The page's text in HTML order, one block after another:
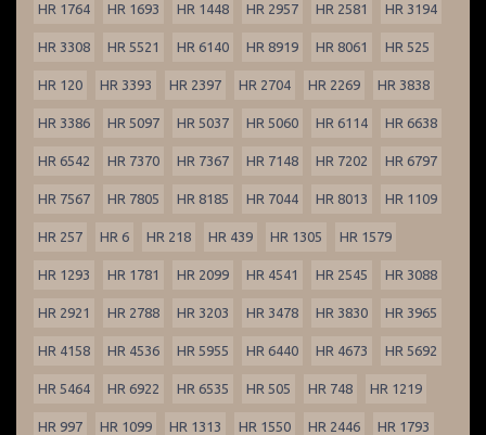
HR 1764 HR 1693 HR 1448 HR 2957 HR 2581 HR 3194
HR 3308 HR 5521 HR 6140 HR 8919 HR 8061 HR 525
HR 120 HR 3393 HR 2397 HR 2704 HR 2269 HR 3838
HR 3386 HR 5097 HR 5037 HR 5060 HR 6114 HR 6638
HR 6542 HR 7370 HR 7367 HR 7148 HR 7202 HR 6797
HR 7567 HR 7805 HR 8185 HR 7044 HR 8013 HR 1109
HR 257 HR 6 HR 218 HR 439 HR 1305 HR 1579
HR 1293 HR 1781 HR 2099 HR 4541 HR 2545 HR 3088
HR 2921 HR 2788 HR 3203 HR 3478 HR 3830 HR 3965
HR 4158 HR 4536 HR 5955 HR 6440 HR 4673 HR 5692
HR 5464 HR 6922 HR 6535 HR 505 HR 748 HR 1219
HR 997 HR 1099 HR 1313 HR 1550 HR 2446 HR 1793